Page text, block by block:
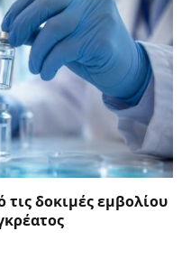
δοκιμές εμβολίου